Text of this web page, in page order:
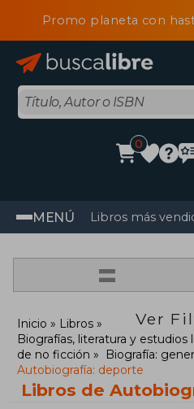
Promo planeta con
0
MENÚ Libros más
=
Ver
Inicio
Libros
Biografías, literatura y estudios
de no ficción
Biografía:
Autobiografía: deporte
Libros de